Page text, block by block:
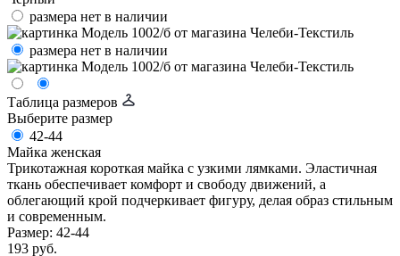
размера нет в наличии
размера нет в наличии
Таблица размеров
Выберите размер
42-44
Майка женская
Трикотажная короткая майка с узкими лямками. Эластичная
ткань обеспечивает комфорт и свободу движений, а
облегающий крой подчеркивает фигуру, делая образ стильным
и современным.
Размер: 42-44
193 руб.